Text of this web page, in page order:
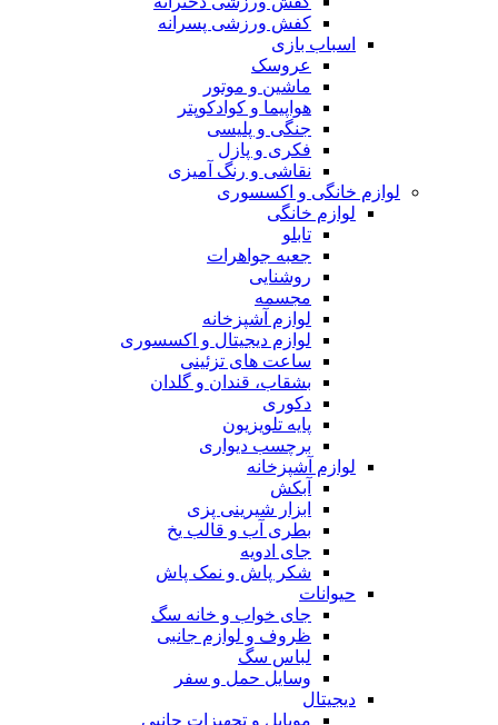
کفش ورزشی پسرانه
اسباب بازی
عروسک
ماشین و موتور
هواپیما و کوادکوپتر
جنگی و پلیسی
فکری و پازل
نقاشی و رنگ آمیزی
لوازم خانگی و اکسسوری
لوازم خانگی
تابلو
جعبه جواهرات
روشنایی
مجسمه
لوازم آشپزخانه
لوازم دیجیتال و اکسسوری
ساعت های تزئینی
بشقاب، قندان و گلدان
دکوری
پایه تلویزیون
برچسب دیواری
لوازم آشپزخانه
آبکش
ابزار شیرینی پزی
بطری آب و قالب یخ
جای ادویه
شکر پاش و نمک پاش
حیوانات
جای خواب و خانه سگ
ظروف و لوازم جانبی
لباس سگ
وسایل حمل و سفر
دیجیتال
موبایل و تجهیزات جانبی